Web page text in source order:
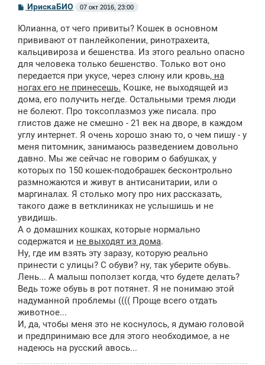
С
о
б
щ
е
н
и
ИрискаБИО 07 окт 2016, 23:00
Юлианна, от чего привиты? Кошек в основном
прививают от панлейкопении, ринотрахеита,
кальцивироза и бешенства. Из этого реально опасно
для человека только бешенство. Только вот оно
передается при укусе, через слюну или кровь, на
ногах его не принесешь. Кошке, не выходящей из
дома, его получить негде. Остальными тремя люди
не болеют. Про токсоплазмоз уже писала. про
глистов даже не смешно - 21 век на дворе, в каждом
углу интернет. Я очень хорошо знаю то, о чем пишу - у
меня питомник, занимаюсь разведением довольно
давно. Мы же сейчас не говорим о бабушках, у
которых по 150 кошек-подобрашек бесконтрольно
размножаются и живут в антисанитарии, или о
маргиналах. Я столько могу про них рассказать,
такого даже в ветклиниках не услышишь и не
увидишь.
А о домашних кошках, которые нормально
содержатся и не выходят из дома.
Ну, где им взять эту заразу, которую реально
принести с улицы? С обуви? ну, так уберите обувь.
Лень... А малыш поползет когда, что будете делать?
Ведь тоже обувь в рот потянет. Я не понимаю этой
надуманной проблемы (((( Проще всего отдать
животное...
И, да, чтобы меня это не коснулось, я думаю головой
и предпринимаю все для этого необходимое, а не
надеюсь на русский авось...